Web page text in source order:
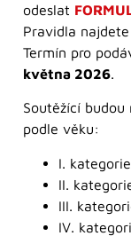
odeslat
Pravidla
Termín pro
května 2026.
Soutěžící
podle věku:
I.
II.
III.
IV.